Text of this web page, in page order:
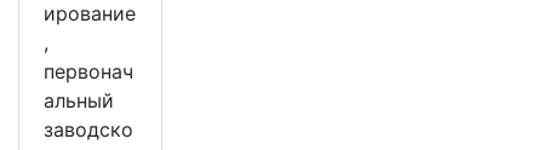
ирование
,
первонач
альный
заводско